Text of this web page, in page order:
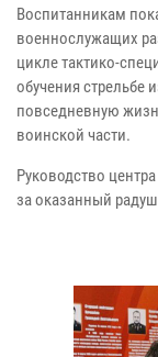
Воспитанникам
военнослужащих
цикле тактико-
обучения стрельбе
повседневную
воинской части.
Руководство
за оказанный